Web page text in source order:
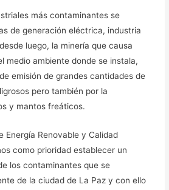
más contaminantes se
de generación eléctrica, industria
luego, la minería que causa
medio ambiente donde se instala,
emisión de grandes cantidades de
pero también por la
y mantos freáticos.
Energía Renovable y Calidad
como prioridad establecer un
los contaminantes que se
de la ciudad de La Paz y con ello